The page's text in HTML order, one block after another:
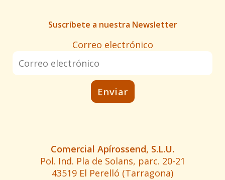
Suscríbete a nuestra Newsletter
Correo electrónico
Comercial Apírossend, S.L.U.
Pol. Ind. Pla de Solans, parc. 20-21
43519 El Perelló (Tarragona)